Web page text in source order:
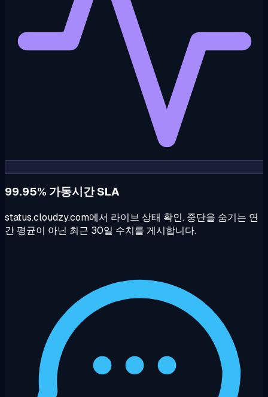
99.95% 가동시간 SLA
status.cloudzy.com에서 라이브 상태 확인. 중단을 숨기는 연
간 평균이 아닌 최근 30일 수치를 게시합니다.